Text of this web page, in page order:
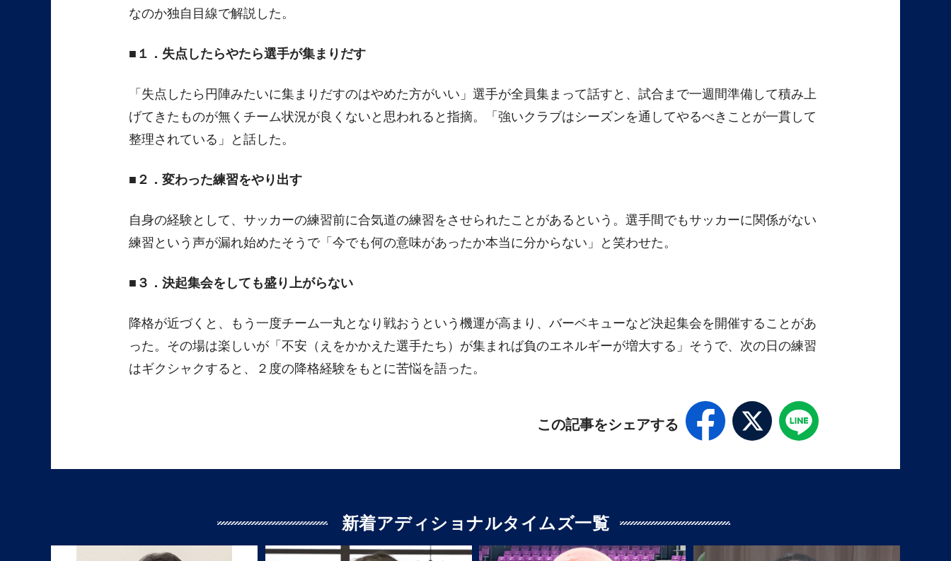
なのか独自目線で解説した。
１．失点したらやたら選手が集まりだす
「失点したら円陣みたいに集まりだすのはやめた方がいい」選手が全員集まって話すと、試合まで一週間準備して積み上
げてきたものが無くチーム状況が良くないと思われると指摘。「強いクラブはシーズンを通してやるべきことが一貫して
整理されている」と話した。
２．変わった練習をやり出す
自身の経験として、サッカーの練習前に合気道の練習をさせられたことがあるという。選手間でもサッカーに関係がない
練習という声が漏れ始めたそうで「今でも何の意味があったか本当に分からない」と笑わせた。
３．決起集会をしても盛り上がらない
降格が近づくと、もう一度チーム一丸となり戦おうという機運が高まり、バーベキューなど決起集会を開催することがあ
った。その場は楽しいが「不安（えをかかえた選手たち）が集まれば負のエネルギーが増大する」そうで、次の日の練習
はギクシャクすると、２度の降格経験をもとに苦悩を語った。
この記事をシェアする
新着アディショナルタイムズ一覧